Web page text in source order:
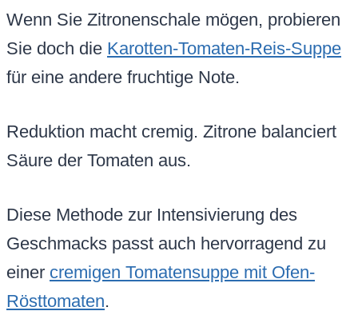
Wenn Sie Zitronenschale mögen, probieren
Sie doch die Karotten-Tomaten-Reis-Suppe
für eine andere fruchtige Note.
Reduktion macht cremig. Zitrone balanciert
Säure der Tomaten aus.
Diese Methode zur Intensivierung des
Geschmacks passt auch hervorragend zu
einer cremigen Tomatensuppe mit Ofen-
Rösttomaten.